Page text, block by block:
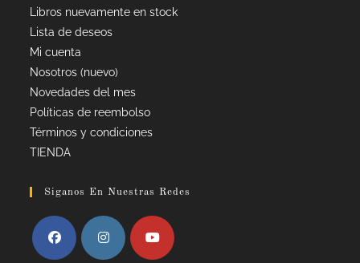
Libros nuevamente en stock
Lista de deseos
Mi cuenta
Nosotros (nuevo)
Novedades del mes
Políticas de reembolso
Términos y condiciones
TIENDA
Siganos En Nuestras Redes